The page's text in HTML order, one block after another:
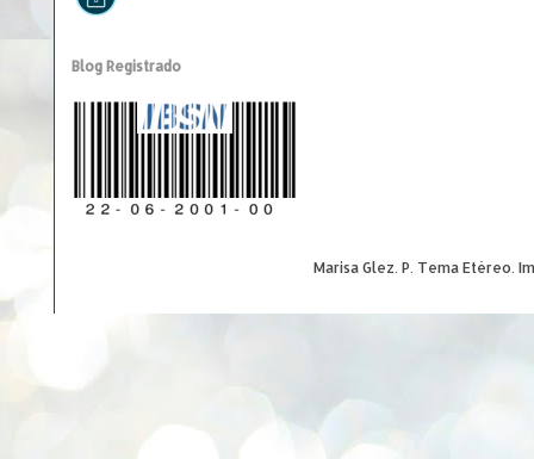
Blog Registrado
Marisa Glez. P. Tema Etéreo.